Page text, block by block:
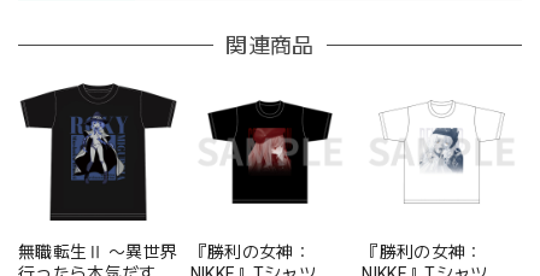
関連商品
無職転生Ⅱ 〜異世界
『勝利の女神：
『勝利の女神：